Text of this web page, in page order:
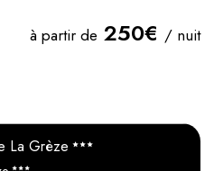
à partir de 250€ / nuit
La Grèze